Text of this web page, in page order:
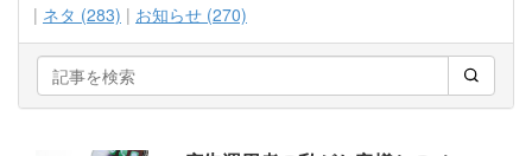
ネタ (283)
お知らせ (270)